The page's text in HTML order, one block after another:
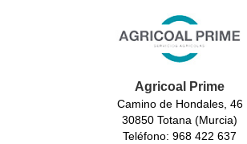
Agricoal Prime
Camino de Hondales, 46
30850 Totana (Murcia)
Teléfono: 968 422 637